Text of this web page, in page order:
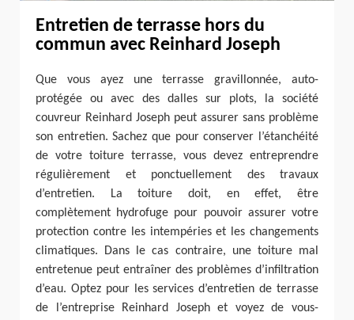
Entretien de terrasse hors du
commun avec Reinhard Joseph
Que vous ayez une terrasse gravillonnée, auto-
protégée ou avec des dalles sur plots, la société
couvreur Reinhard Joseph peut assurer sans problème
son entretien. Sachez que pour conserver l’étanchéité
de votre toiture terrasse, vous devez entreprendre
régulièrement et ponctuellement des travaux
d’entretien. La toiture doit, en effet, être
complètement hydrofuge pour pouvoir assurer votre
protection contre les intempéries et les changements
climatiques. Dans le cas contraire, une toiture mal
entretenue peut entraîner des problèmes d’infiltration
d’eau. Optez pour les services d’entretien de terrasse
de l’entreprise Reinhard Joseph et voyez de vous-